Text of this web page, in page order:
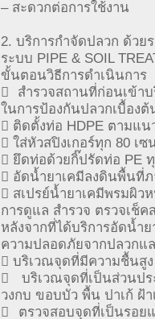
– สะดวกต่อการใช้งาน
2. บริการกำจัดปลวก ด้วย
ระบบ PIPE & SOIL
ขั้นตอนวิธีการดำเนินการ
 สำรวจสถานที่ก่อนเข้า
ในการป้องกันปลวกเบื้องต้
 ติดตั้งท่อ HDPE ตามแ
 ใส่หัวสปิงเกอร์ทุก 80 เซ
 ยึดท่อด้วยกิ๊ปรัดท่อ PE
 อัดน้ำยาเคมีลงดินพื้นที่ภ
 สเปรย์น้ำยาเคมีพรมผิว
การดูแล สำรวจ ตรวจเช็ค
หลังจากที่ได้บริการอัดน้ำ
ความปลอดภัยจากปลวกแ
 บริเวณจุดที่มีความชื้นสู
 บริเวณจุดที่เป็นส่วนป
วงกบ ขอบบัว พื้น ปาเก้ ฝ้
 ตรวจสอบจุดที่เป็นรอย